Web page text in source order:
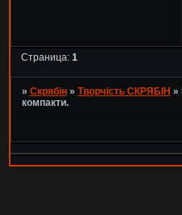
Страница: 1
» Скрябін » Творчість СКРЯБІН »
компакти.